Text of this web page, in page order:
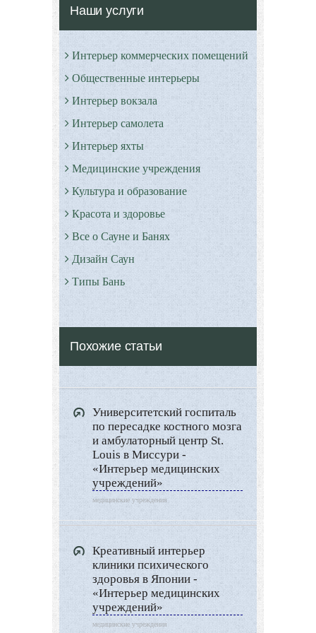
Наши услуги
Интерьер коммерческих помещений
Общественные интерьеры
Интерьер вокзала
Интерьер самолета
Интерьер яхты
Медицинские учреждения
Культура и образование
Красота и здоровье
Все о Сауне и Банях
Дизайн Саун
Типы Бань
Декор
Двор и сад
Архитектура
Дизайн интерьера
Ландшафтный дизайн
LIMITED EDITION
Видео новости
Дизайн разное
Другие услуги
Похожие статьи
Университетский госпиталь
по пересадке костного мозга
и амбулаторный центр St.
Louis в Миссури -
«Интерьер медицинских
учреждений»
медицинские учреждения
Креативный интерьер
клиники психического
здоровья в Японии -
«Интерьер медицинских
учреждений»
медицинские учреждения